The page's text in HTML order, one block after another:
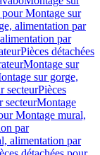
pour Montage sur
alimentation par
par
Pièces détachées
Montage sur
sur gorge,
secteurPièces
secteurMontage
Montage mural,
par
alimentation par